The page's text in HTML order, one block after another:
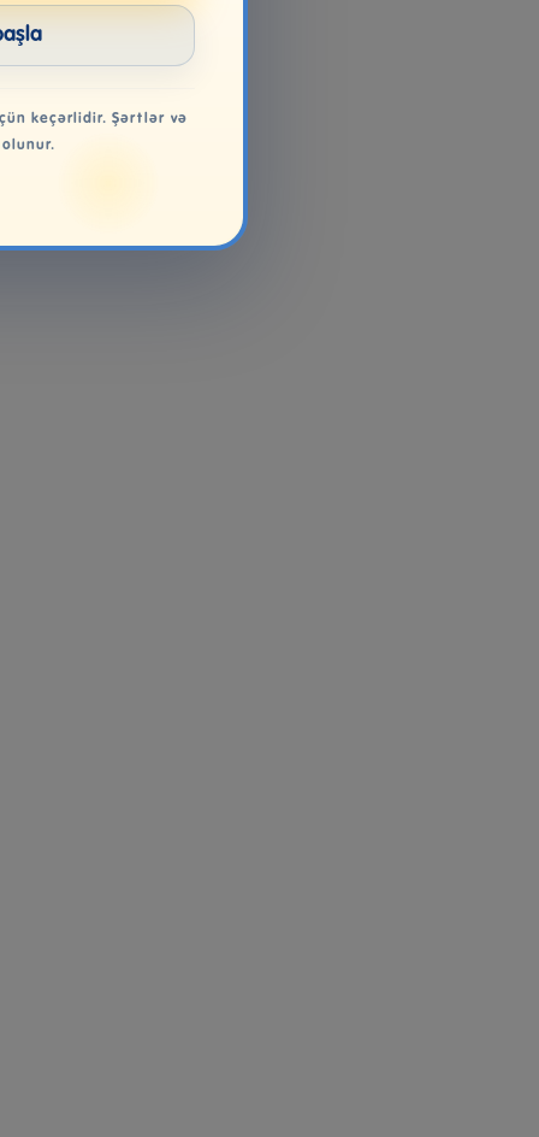
keçərlidir. Şərtlər və